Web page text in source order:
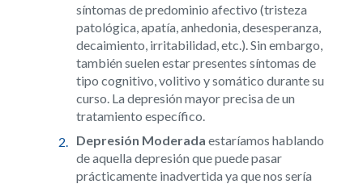
síntomas de predominio afectivo (tristeza
patológica, apatía, anhedonia, desesperanza,
decaimiento, irritabilidad, etc.). Sin embargo,
también suelen estar presentes síntomas de
tipo cognitivo, volitivo y somático durante su
curso. La depresión mayor precisa de un
tratamiento específico.
Depresión Moderada estaríamos hablando
de aquella depresión que puede pasar
prácticamente inadvertida ya que nos sería